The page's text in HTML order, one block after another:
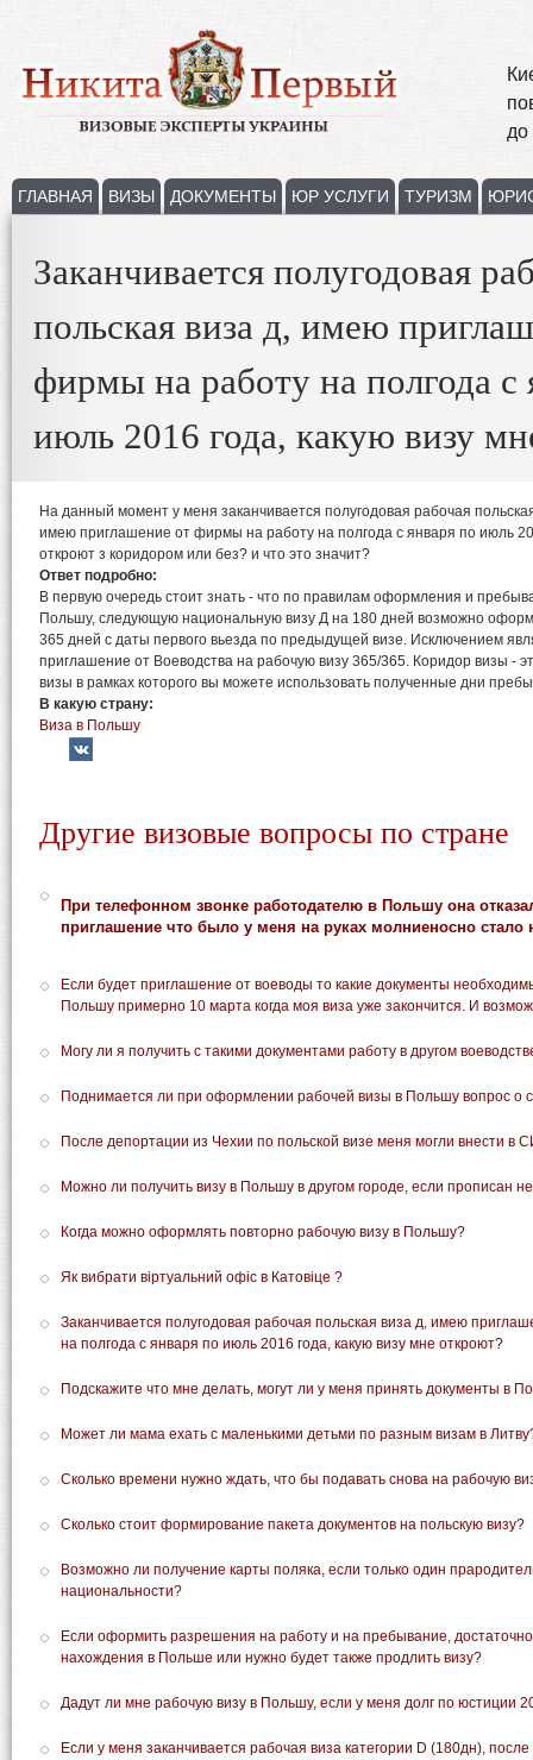
до
ГЛАВНАЯ ВИЗЫ ДОКУМЕНТЫ ЮР УСЛУГИ ТУРИЗМ
Заканчивается полугодовая
польская виза д, имею
фирмы на работу на полгода с
июль 2016 года, какую визу
На данный момент у меня заканчивается полугодовая рабочая
имею приглашение от фирмы на работу на полгода с января по июль
откроют з коридором или без? и что это значит?
Ответ подробно:
В первую очередь стоит знать - что по правилам оформления и
Польшу, следующую национальную визу Д на 180 дней возможно
365 дней с даты первого вьезда по предыдущей визе. Исключением
приглашение от Воеводства на рабочую визу 365/365. Коридор визы -
визы в рамках которого вы можете использовать полученные дни
В какую страну:
Виза в Польшу
Другие визовые вопросы по стране
При телефонном звонке работодателю в Польшу она
приглашение что было у меня на руках молниеносно стало
Если будет приглашение от воеводы то какие документы
Польшу примерно 10 марта когда моя виза уже закончится. И
Могу ли я получить с такими документами работу в другом
Поднимается ли при оформлении рабочей визы в Польшу вопрос о
После депортации из Чехии по польской визе меня могли внести в
Можно ли получить визу в Польшу в другом городе, если прописан
Когда можно оформлять повторно рабочую визу в Польшу?
Як вибрати віртуальний офіс в Катовіце ?
Заканчивается полугодовая рабочая польская виза д, имею
на полгода с января по июль 2016 года, какую визу мне откроют?
Подскажите что мне делать, могут ли у меня принять документы в
Может ли мама ехать с маленькими детьми по разным визам в
Сколько времени нужно ждать, что бы подавать снова на рабочую
Сколько стоит формирование пакета документов на польскую визу?
Возможно ли получение карты поляка, если только один
национальности?
Если оформить разрешения на работу и на пребывание,
нахождения в Польше или нужно будет также продлить визу?
Дадут ли мне рабочую визу в Польшу, если у меня долг по юстиции
Если у меня заканчивается рабочая виза категории D (180дн),